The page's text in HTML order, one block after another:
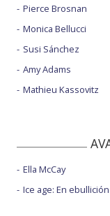
Pierce Brosnan
Monica Bellucci
Susi Sánchez
Amy Adams
Mathieu Kassovitz
Ella McCay
Ice age: En ebullición